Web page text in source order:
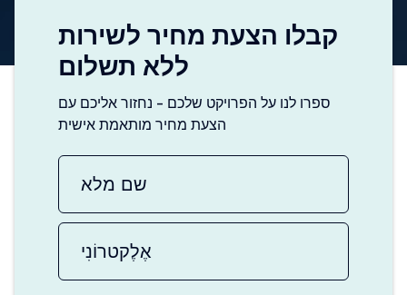
קבלו הצעת מחיר לשירות
ללא תשלום
ספרו לנו על הפרויקט שלכם - נחזור אליכם עם
הצעת מחיר מותאמת אישית